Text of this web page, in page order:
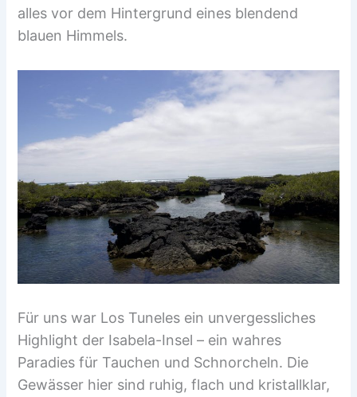
alles vor dem Hintergrund eines blendend
blauen Himmels.
Für uns war Los Tuneles ein unvergessliches
Highlight der Isabela-Insel – ein wahres
Paradies für Tauchen und Schnorcheln. Die
Gewässer hier sind ruhig, flach und kristallklar,